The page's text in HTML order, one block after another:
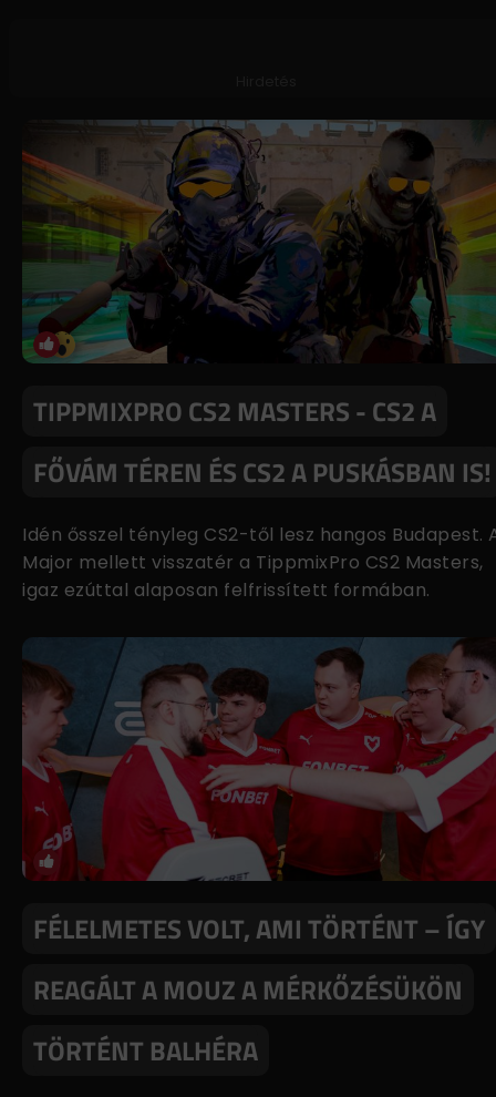
TIPPMIXPRO CS2 MASTERS - CS2 A
FŐVÁM TÉREN ÉS CS2 A PUSKÁSBAN IS!
Idén ősszel tényleg CS2-től lesz hangos Budapest.
Major mellett visszatér a TippmixPro CS2 Masters,
igaz ezúttal alaposan felfrissített formában.
FÉLELMETES VOLT, AMI TÖRTÉNT – ÍGY
REAGÁLT A MOUZ A MÉRKŐZÉSÜKÖN
TÖRTÉNT BALHÉRA